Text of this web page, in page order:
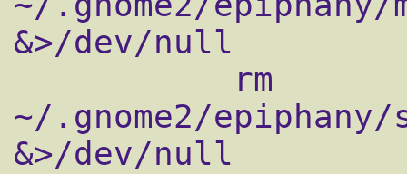
&>/dev/null
~/.gnome2/
&>/dev/null